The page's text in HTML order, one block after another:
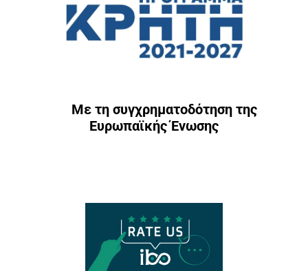
Με τη συγχρηματοδότηση της
Ευρωπαϊκής Ένωσης